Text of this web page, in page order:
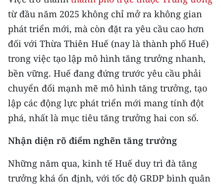
KHOA HỌC - CÔNG NGHỆ
MÔI TRƯỜNG
BẠN ĐỌC
KIỂM CHỨNG THÔNG TIN
TRI THỨC CHUYÊN SÂU
MỘT SẢN PHẨM
từ đầu năm 2025 không chỉ mở ra không gian
phát triển mới, mà còn đặt ra yêu cầu cao hơn
đối với Thừa Thiên Huế (nay là thành phố Huế)
trong việc tạo lập mô hình tăng trưởng nhanh,
bền vững. Huế đang đứng trước yêu cầu phải
chuyển đổi mạnh mẽ mô hình tăng trưởng, tạo
lập các động lực phát triển mới mang tính đột
phá, nhất là mục tiêu tăng trưởng hai con số.
Nhận diện rõ điểm nghẽn tăng trưởng
Những năm qua, kinh tế Huế duy trì đà tăng
trưởng khá ổn định, với tốc độ GRDP bình quân